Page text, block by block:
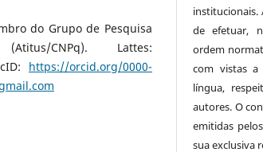
do Grupo de Pesquisa
CNPq). Lattes:
https://orcid.org/0000-
institucionais.
de efetuar,
ordem
com vistas
língua,
autores. O
emitidas
sua exclusiva